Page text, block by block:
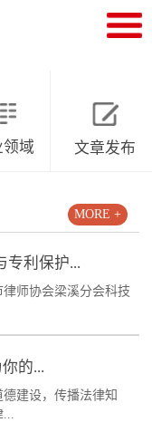
领域 文章发布
专利保护...
律师协会梁溪分会科技
的...
建设，传播法律知
MORE +